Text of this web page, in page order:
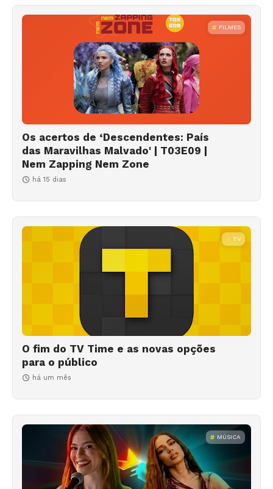
FILMES
Os acertos de ‘Descendentes: País
das Maravilhas Malvado' | T03E09 |
Nem Zapping Nem Zone
há 15 dias
TV
O fim do TV Time e as novas opções
para o público
há um mês
MÚSICA